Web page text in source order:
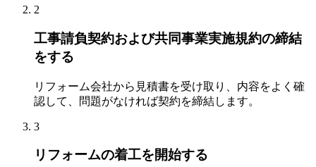
2
工事請負契約および共同事業実施規約の締結
をする
リフォーム会社から見積書を受け取り、内容をよく確
認して、問題がなければ契約を締結します。
3
リフォームの着工を開始する